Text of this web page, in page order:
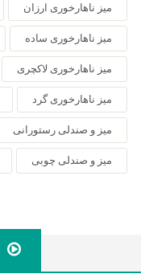
میز ناهارخوری ارزان
میز ناهارخوری ساده
میز ناهارخوری لاکچری
میز ناهارخوری گرد
میز و صندلی رستورانی
میز و صندلی چوبی